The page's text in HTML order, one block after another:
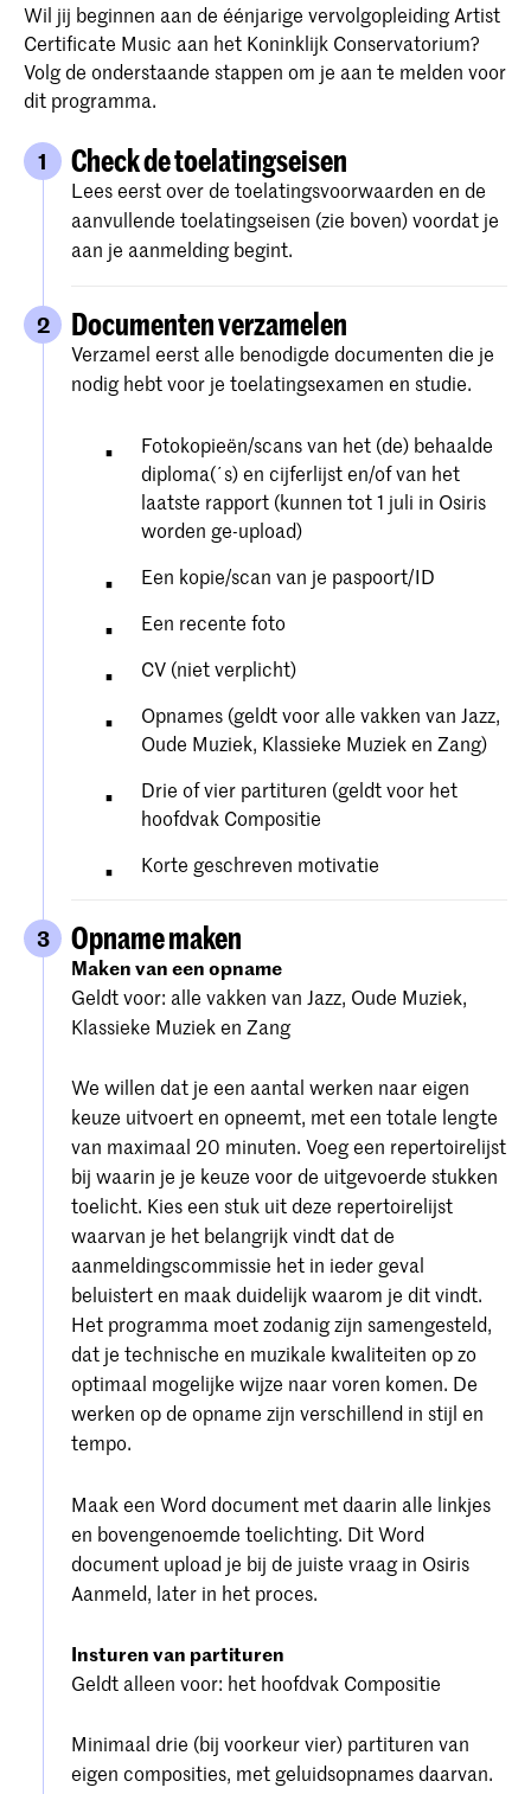
Wil jij beginnen aan de éénjarige vervolgopleiding Artist
Certificate Music aan het Koninklijk Conservatorium?
Volg de onderstaande stappen om je aan te melden voor
dit programma.
1 Check de toelatingseisen
Lees eerst over de toelatingsvoorwaarden en de
aanvullende toelatingseisen (zie boven) voordat je
aan je aanmelding begint.
2 Documenten verzamelen
Verzamel eerst alle benodigde documenten die je
nodig hebt voor je toelatingsexamen en studie.
Fotokopieën/scans van het (de) behaalde
diploma(´s) en cijferlijst en/of van het
laatste rapport (kunnen tot 1 juli in Osiris
worden ge-upload)
Een kopie/scan van je paspoort/ID
Een recente foto
CV (niet verplicht)
Opnames (geldt voor alle vakken van Jazz,
Oude Muziek, Klassieke Muziek en Zang)
Drie of vier partituren (geldt voor het
hoofdvak Compositie
Korte geschreven motivatie
3 Opname maken
Maken van een opname
Geldt voor: alle vakken van Jazz, Oude Muziek,
Klassieke Muziek en Zang
We willen dat je een aantal werken naar eigen
keuze uitvoert en opneemt, met een totale lengte
van maximaal 20 minuten. Voeg een repertoirelijst
bij waarin je je keuze voor de uitgevoerde stukken
toelicht. Kies een stuk uit deze repertoirelijst
waarvan je het belangrijk vindt dat de
aanmeldingscommissie het in ieder geval
beluistert en maak duidelijk waarom je dit vindt.
Het programma moet zodanig zijn samengesteld,
dat je technische en muzikale kwaliteiten op zo
optimaal mogelijke wijze naar voren komen. De
werken op de opname zijn verschillend in stijl en
tempo.
Maak een Word document met daarin alle linkjes
en bovengenoemde toelichting. Dit Word
document upload je bij de juiste vraag in Osiris
Aanmeld, later in het proces.
Insturen van partituren
Geldt alleen voor: het hoofdvak Compositie
Minimaal drie (bij voorkeur vier) partituren van
eigen composities, met geluidsopnames daarvan.